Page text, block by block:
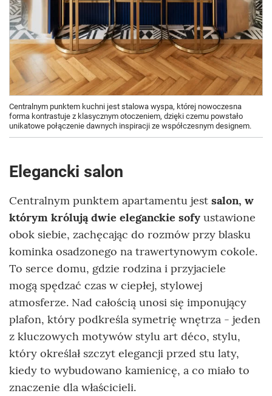
Centralnym punktem kuchni jest stalowa wyspa, której nowoczesna
forma kontrastuje z klasycznym otoczeniem, dzięki czemu powstało
unikatowe połączenie dawnych inspiracji ze współczesnym designem.
Elegancki salon
Centralnym punktem apartamentu jest salon, w
którym królują dwie eleganckie sofy ustawione
obok siebie, zachęcając do rozmów przy blasku
kominka osadzonego na trawertynowym cokole.
To serce domu, gdzie rodzina i przyjaciele
mogą spędzać czas w ciepłej, stylowej
atmosferze. Nad całością unosi się imponujący
plafon, który podkreśla symetrię wnętrza - jeden
z kluczowych motywów stylu art déco, stylu,
który określał szczyt elegancji przed stu laty,
kiedy to wybudowano kamienicę, a co miało to
znaczenie dla właścicieli.